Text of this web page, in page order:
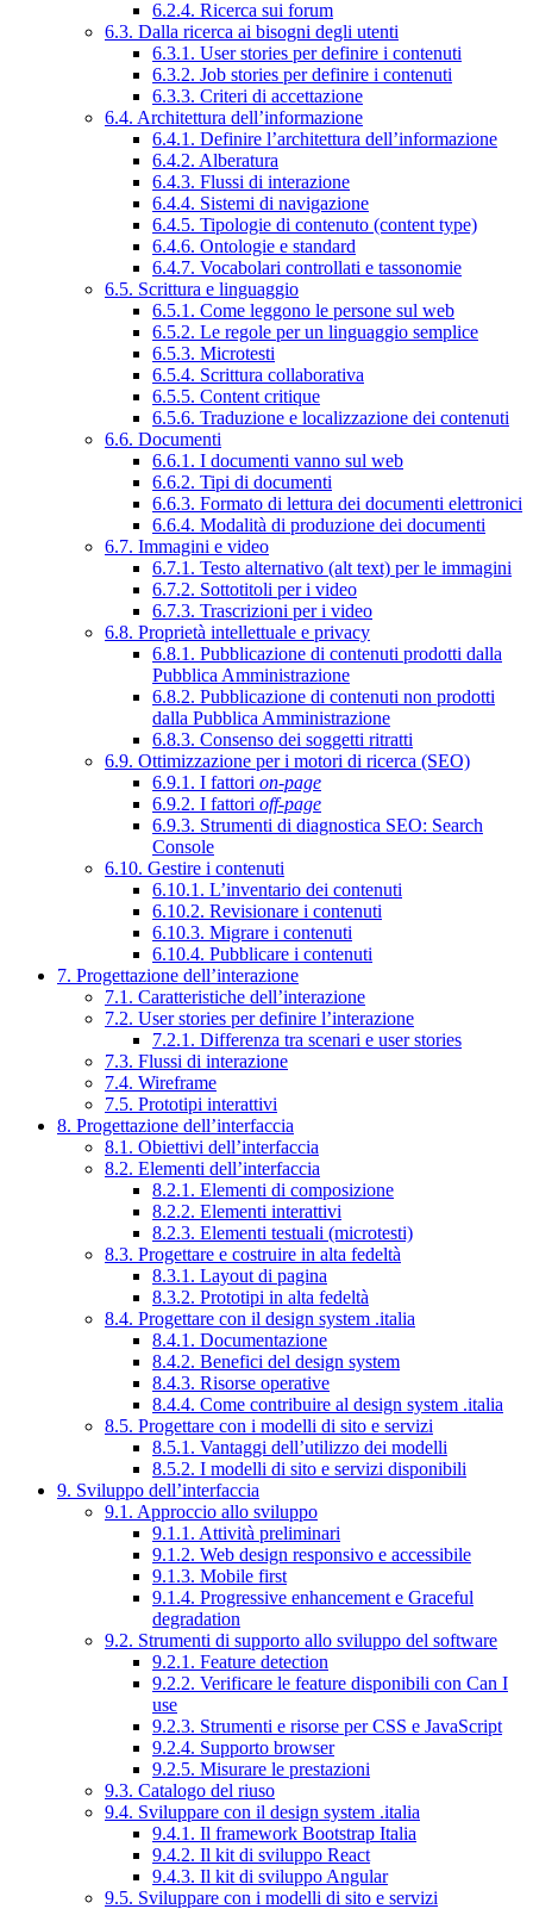
6.2.4. Ricerca sui forum
6.3. Dalla ricerca ai bisogni degli utenti
6.3.1. User stories per definire i contenuti
6.3.2. Job stories per definire i contenuti
6.3.3. Criteri di accettazione
6.4. Architettura dell’informazione
6.4.1. Definire l’architettura dell’informazione
6.4.2. Alberatura
6.4.3. Flussi di interazione
6.4.4. Sistemi di navigazione
6.4.5. Tipologie di contenuto (content type)
6.4.6. Ontologie e standard
6.4.7. Vocabolari controllati e tassonomie
6.5. Scrittura e linguaggio
6.5.1. Come leggono le persone sul web
6.5.2. Le regole per un linguaggio semplice
6.5.3. Microtesti
6.5.4. Scrittura collaborativa
6.5.5. Content critique
6.5.6. Traduzione e localizzazione dei contenuti
6.6. Documenti
6.6.1. I documenti vanno sul web
6.6.2. Tipi di documenti
6.6.3. Formato di lettura dei documenti elettronici
6.6.4. Modalità di produzione dei documenti
6.7. Immagini e video
6.7.1. Testo alternativo (alt text) per le immagini
6.7.2. Sottotitoli per i video
6.7.3. Trascrizioni per i video
6.8. Proprietà intellettuale e privacy
6.8.1. Pubblicazione di contenuti prodotti dalla
Pubblica Amministrazione
6.8.2. Pubblicazione di contenuti non prodotti
dalla Pubblica Amministrazione
6.8.3. Consenso dei soggetti ritratti
6.9. Ottimizzazione per i motori di ricerca (SEO)
6.9.1. I fattori on-page
6.9.2. I fattori off-page
6.9.3. Strumenti di diagnostica SEO: Search
Console
6.10. Gestire i contenuti
6.10.1. L’inventario dei contenuti
6.10.2. Revisionare i contenuti
6.10.3. Migrare i contenuti
6.10.4. Pubblicare i contenuti
7. Progettazione dell’interazione
7.1. Caratteristiche dell’interazione
7.2. User stories per definire l’interazione
7.2.1. Differenza tra scenari e user stories
7.3. Flussi di interazione
7.4. Wireframe
7.5. Prototipi interattivi
8. Progettazione dell’interfaccia
8.1. Obiettivi dell’interfaccia
8.2. Elementi dell’interfaccia
8.2.1. Elementi di composizione
8.2.2. Elementi interattivi
8.2.3. Elementi testuali (microtesti)
8.3. Progettare e costruire in alta fedeltà
8.3.1. Layout di pagina
8.3.2. Prototipi in alta fedeltà
8.4. Progettare con il design system .italia
8.4.1. Documentazione
8.4.2. Benefici del design system
8.4.3. Risorse operative
8.4.4. Come contribuire al design system .italia
8.5. Progettare con i modelli di sito e servizi
8.5.1. Vantaggi dell’utilizzo dei modelli
8.5.2. I modelli di sito e servizi disponibili
9. Sviluppo dell’interfaccia
9.1. Approccio allo sviluppo
9.1.1. Attività preliminari
9.1.2. Web design responsivo e accessibile
9.1.3. Mobile first
9.1.4. Progressive enhancement e Graceful
degradation
9.2. Strumenti di supporto allo sviluppo del software
9.2.1. Feature detection
9.2.2. Verificare le feature disponibili con Can I
use
9.2.3. Strumenti e risorse per CSS e JavaScript
9.2.4. Supporto browser
9.2.5. Misurare le prestazioni
9.3. Catalogo del riuso
9.4. Sviluppare con il design system .italia
9.4.1. Il framework Bootstrap Italia
9.4.2. Il kit di sviluppo React
9.4.3. Il kit di sviluppo Angular
9.5. Sviluppare con i modelli di sito e servizi